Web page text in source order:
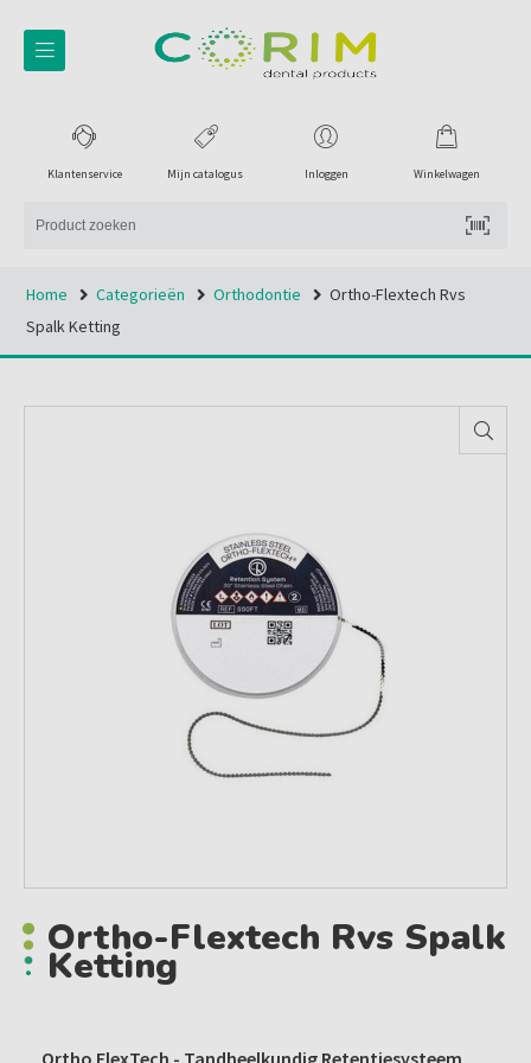
Winkelwagen
Inloggen
Mijn catalogus
Klantenservice
Home Categorieën Orthodontie
Ortho-Flextech Rvs
Spalk Ketting
Ortho-Flextech Rvs Spalk
Ketting
Ortho FlexTech - Tandheelkundig Retentiesysteem